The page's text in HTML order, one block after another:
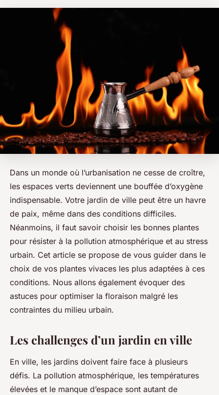
Dans un monde où l’urbanisation ne cesse de croître,
les espaces verts deviennent une bouffée d’oxygène
indispensable. Votre jardin de ville peut être un havre
de paix, même dans des conditions difficiles.
Néanmoins, il faut savoir choisir les bonnes plantes
pour résister à la pollution atmosphérique et au stress
urbain. Cet article se propose de vous guider dans le
choix de vos plantes vivaces les plus adaptées à ces
conditions. Nous allons également évoquer des
astuces pour optimiser la floraison malgré les
contraintes du milieu urbain.
Les challenges d’un jardin en ville
En ville, les jardins doivent faire face à plusieurs
défis. La pollution atmosphérique, les températures
élevées et le manque d’espace sont autant de